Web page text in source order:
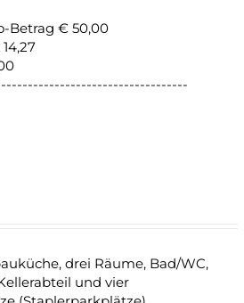
Betrag € 50,00
drei Räume, Bad/WC,
und vier